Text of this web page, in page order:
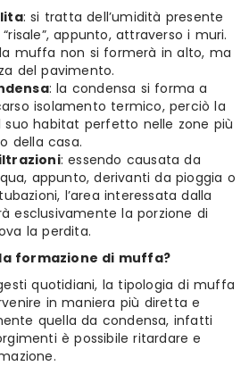
: si tratta dell’umidità presente
appunto, attraverso i muri.
muffa non si formerà in alto, ma
del pavimento.
: la condensa si forma a
isolamento termico, perciò la
habitat perfetto nelle zone più
della casa.
: essendo causata da
appunto, derivanti da pioggia o
l’area interessata dalla
esclusivamente la porzione di
la perdita.
formazione di muffa?
quotidiani, la tipologia di muffa
in maniera più diretta e
quella da condensa, infatti
è possibile ritardare e